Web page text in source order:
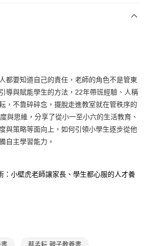
供，台灣大哥大用戶可立即使用無須另外申請。
你分期」，訂單成立後會自動跳轉到大哥付的交易
選擇欲分期的期數、繳款截止日，確認付款後即完
數及費用金額請依後續交易確認頁面所載為準。
過狀況，表示未達大哥付你分期系統評分，恕無
，「大哥付你分期」於每月結算日後寄送繳費提
大股份有限公司」（以下簡稱本公司）所提供，讓
」】
到商品之後才付款」的支付方式。 讓您購物簡單
不需綁卡、不需儲值。
簡訊認證，即可結帳。
服務後，再付款。
天內，點擊此簡訊中的連結，可透過四大超商／
含以上)免運費
含以上)免運費
離島、海外及郵局i郵箱)
都要知道自己的責任，老師的角色不是管東
導與賦能學生的方法，22年帶班經驗、人稱
，不靠碎碎念，擺脫走進教室就在管秩序的
與思維，分享了從小一至小六的生活教育、
與策略等面向上，如何引領小學生逐步從他
自主學習能力。
：小壁虎老師讓家長、學生都心服的人才養
蔡孟耘 親子教養書